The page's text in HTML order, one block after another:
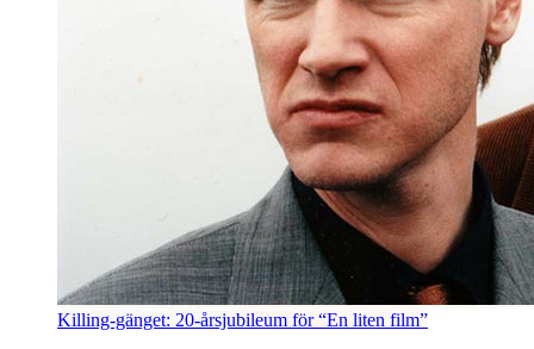
Killing-gänget: 20-årsjubileum för “En liten film”